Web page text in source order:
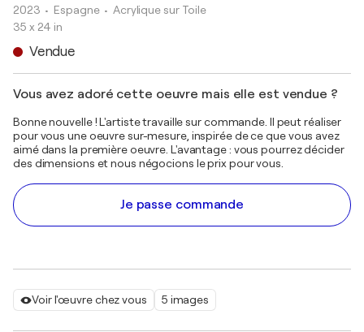
Voir l'œuvre chez vous 5 images
2023 • Espagne • Acrylique sur Toile
35 x 24 in
Vendue
Vous avez adoré cette oeuvre mais elle est vendue ?
Bonne nouvelle ! L'artiste travaille sur commande. Il peut réaliser
pour vous une oeuvre sur-mesure, inspirée de ce que vous avez
aimé dans la première oeuvre. L'avantage : vous pourrez décider
des dimensions et nous négocions le prix pour vous.
Je passe commande